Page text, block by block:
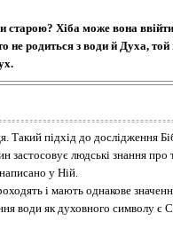
Хіба може вона ввійти
не родиться з води й Духа,
Такий підхід до дослідження
людські знання про
у Ній.
і мають однакове
води як духовного символу є